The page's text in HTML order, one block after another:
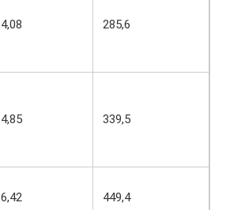
4,08 285,6
4,85 339,5
6,42 449,4